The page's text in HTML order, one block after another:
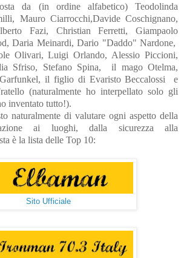
da (in ordine alfabetico) Teodolinda
Mauro Ciarrocchi,Davide Coschignano,
Fazi, Christian Ferretti, Giampaolo
Daria Meinardi, Dario "Daddo" Nardone,
Olivari, Luigi Orlando, Alessio Piccioni,
Sfriso, Stefano Spina, il mago Otelma,
il figlio di Evaristo Beccalossi e
(naturalmente ho interpellato solo gli
inventato tutto!).
naturalmente di valutare ogni aspetto della
ai luoghi, dalla sicurezza alla
è la lista delle Top 10:
Sito Ufficiale